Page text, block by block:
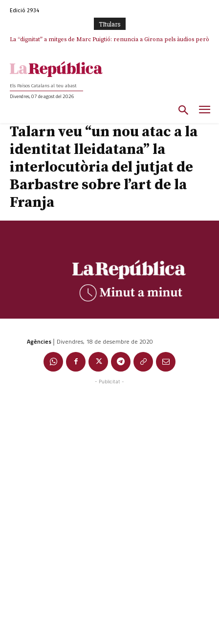
Edició 2934
TItulars
La “dignitat” a mitges de Marc Puigtió: renuncia a Girona pels àudios però
Els Països Catalans al teu abast
Divendres, 07 de agost del 2026
Talarn veu “un nou atac a la
identitat lleidatana” la
interlocutòria del jutjat de
Barbastre sobre l’art de la
Franja
Agències | Divendres, 18 de desembre de 2020
- Publicitat -